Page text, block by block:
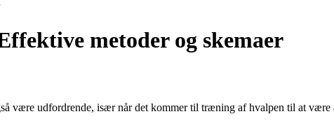
metoder og skemaer
være udfordrende, især når det kommer til træning af hvalpen til at